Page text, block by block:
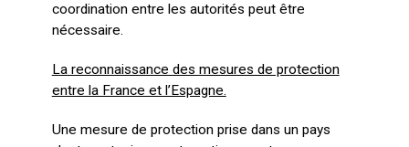
coordination entre les autorités peut être
nécessaire.
La reconnaissance des mesures de protection
entre la France et l’Espagne.
Une mesure de protection prise dans un pays